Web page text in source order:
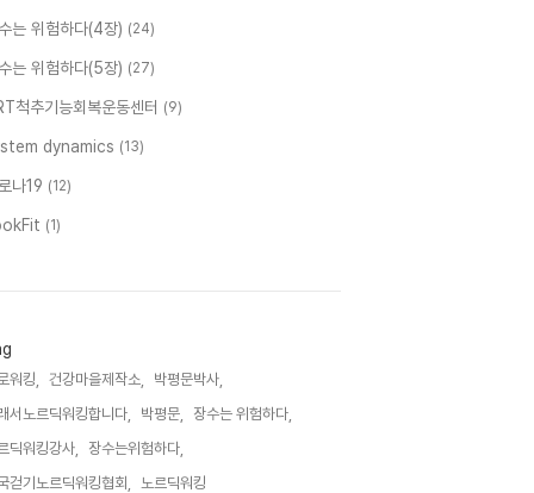
는 위험하다(4장) (24)
는 위험하다(5장) (27)
척추기능회복운동센터 (9)
dynamics (13)
나19 (12)
(1)
워킹, 건강마을제작소,
박평문박사,
서노르딕워킹합니다,
박평문,
장수는 위험하다,
딕워킹강사,
장수는위험하다,
걷기노르딕워킹협회,
노르딕워킹,